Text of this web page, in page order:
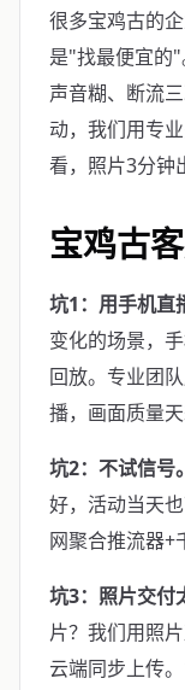
很多宝鸡古的
是"找最便宜的
声音糊、断流
动，我们用专
看，照片3分钟
宝鸡古
坑1：用手机直
变化的场景，
回放。专业团
播，画面质量天
坑2：不试信号。
好，活动当天
网聚合推流器+
坑3：照片交付
片？我们用照
云端同步上传